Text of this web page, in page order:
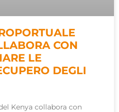
CON
LE
DEGLI
Kenya collabora con